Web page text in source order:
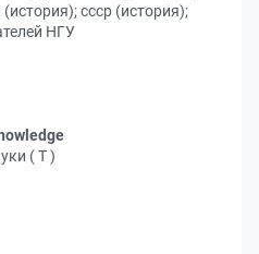
ссср (история);
НГУ
( Т )